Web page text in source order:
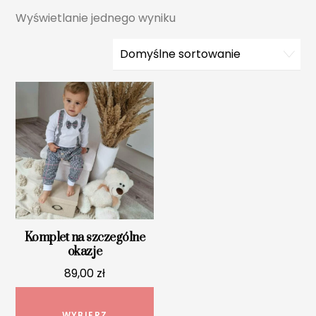
Wyświetlanie jednego wyniku
Komplet na szczególne
okazje
89,00 zł